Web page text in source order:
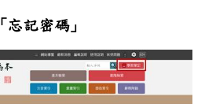
記密碼」